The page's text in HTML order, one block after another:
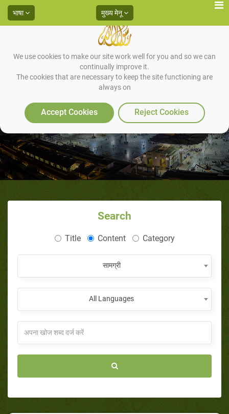
We use cookies to make our site work well for you and so we can
continually improve it.
The cookies that are necessary to keep the site functioning are
always on
Accept Cookies Reject Cookies
भाषा मुख्य मेनू
इक़ामत की सुन्नतें
Search
Title Content Category
सामग्री
All Languages